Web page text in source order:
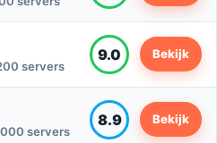
servers
9.0 Bekijk
servers
8.9 Bekijk